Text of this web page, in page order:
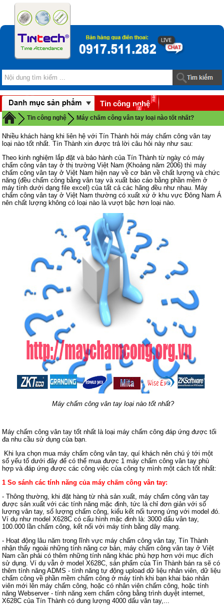
Tin công nghệ
Download
Tin công nghệ Máy chấm công vân tay loại nào tốt nhất?
Nhiều khách hàng khi liên hệ với Tín Thành hỏi máy chấm công vân tay
loại nào tốt nhất. Tín Thành xin được trả lời câu hỏi này như sau:
Theo kinh nghiệm lắp đặt và bảo hành của Tín Thành từ ngày có máy
chấm công vân tay ở thị trường Việt Nam (Khoảng năm 2006) thì máy
chấm công vân tay ở Việt Nam hiện nay về cơ bản về chất lượng và chức
năng (đều chấm công bằng vân tay và xuất báo cáo bằng phần mềm ở
máy tính dưới dạng file excel) của tất cả các hãng đều như nhau. Máy
chấm công vân tay ở Việt Nam thường có xuất xứ ở khu vực Đông Nam Á
nên chất lượng không có loại nào là vượt bậc hơn loại nào.
Máy chấm công vân tay loại nào tốt nhất?
Máy chấm công vân tay tốt nhất là loại máy chấm công đáp ứng được tối
đa nhu cầu sử dụng của bạn.
Khi lựa chọn mua máy chấm công vân tay, quí khách nên chú ý tới một
số yếu tố dưới đây để có thể mua được 1 máy chấm công vân tay phù
hợp và đáp ứng được các công việc của công ty mình một cách tốt nhất:
1 So sánh các tính năng của máy chấm công vân tay:
- Thông thường, khi đặt hàng từ nhà sản xuất, máy chấm công vân tay
được sản xuất với các tính năng mặc định, tức là chỉ đơn giản với số
lượng vân tay, số lượng chấm công, kiểu kết nối tương ứng với model đó.
Ví dụ như model X628C có cấu hình mặc đinh là: 3000 dấu vân tay,
100.000 lần chấm công, kết nối với máy tính bằng dây mạng.
- Hoạt động lâu năm trong lĩnh vực máy chấm công vân tay, Tín Thành
nhận thấy ngoài những tính năng cơ bản, máy chấm công vân tay ở Việt
Nam cần phải có thêm những tính năng khác phù hợp hơn với mục đích
sử dụng. Ví dụ vẫn ở model X628C, sản phẩm của Tín Thành bán ra sẽ có
thêm tính năng ADMS - tính năng tự động upload dữ liệu nhân viên, dữ liệu
chấm công về phần mềm chấm công ở máy tính khi bạn khai báo nhân
viên mới lên máy chấm công, hoặc có nhân viên chấm công, hoặc tính
năng Webserver - tính năng xem chấm công bằng trình duyệt internet,
X628C của Tín Thành có dung lượng 4000 dấu vân tay,...